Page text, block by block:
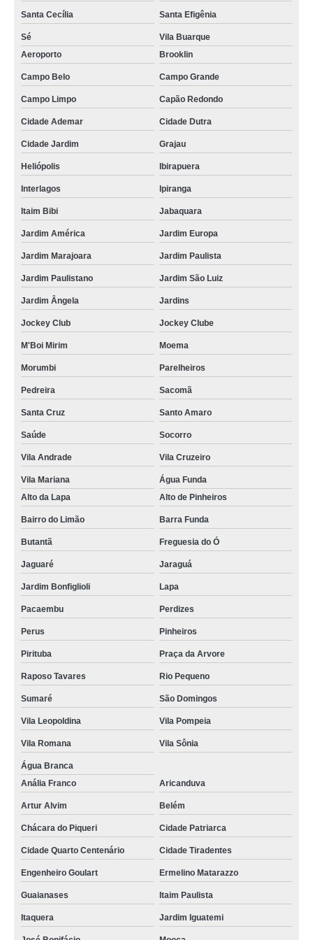
termografias edifícios Francisco Morato
serviço de termografia edifícios Alto de Pinheiros
serviço de termografia para industrias Praia da Baleia
termografia para prédios onde faz Itapecerica da Serra
termografia edifícios Alphaville
empresa que faz termografia elétrica Interlagos
empresa que faz termografia manutenção preditiva Ermelino Matarazzo
serviço de termografia em edifícios Praia de Maresias
serviço de termografia por infravermelho Jardim Bonfiglioli
empresa que faz termografia em edifícios Pinheiros
termografias manutenções preditivas Franco da Rocha
termografia para prédios Araras
termografia mecânica Jardim Europa
termografia predial Suzano
serviço de termografia predial Guarujá
termografia em edifícios onde faz Vila Curuçá
serviço de termografia mecânica Água Funda
termografia industrial Taboão da Serra
empresa que faz termografia industrial Tatuapé
termografia em edifícios onde faz Cotia
serviço de termografia para prédios Jaboticabal
termografias manutenções preditivas Pari
empresa que faz termografia para prédios Grajau
termografia elétrica Pirapora do Bom Jesus
empresa que faz termografia por infravermelho Jundiaí
empresa que faz termografia edifícios Itaquera
termografias prediais Parque São Lucas
empresa que faz termografia mecânica José Bonifácio
empresa que faz termografia predial Itupeva
serviço de termografia elétrica Jardim São Paulo
serviço de termografia por infravermelho Brás
serviço de termografia industrial Liberdade
termografia edifícios Praça da Arvore
termografia predial Marapoama
Santa Cecília Santa Efigênia
Sé
Vila Buarque
Aeroporto
Brooklin
Campo Belo Campo Grande
Campo Limpo Capão Redondo
Cidade Ademar Cidade Dutra
Cidade Jardim Grajau
Heliópolis Ibirapuera
Interlagos Ipiranga
Itaim Bibi Jabaquara
Jardim América Jardim Europa
Jardim Marajoara Jardim Paulista
Jardim Paulistano Jardim São Luiz
Jardim Ângela Jardins
Jockey Club Jockey Clube
M'Boi Mirim Moema
Morumbi Parelheiros
Pedreira Sacomã
Santa Cruz Santo Amaro
Saúde Socorro
Vila Andrade Vila Cruzeiro
Vila Mariana
Água Funda
Alto da Lapa
Alto de Pinheiros
Bairro do Limão Barra Funda
Butantã Freguesia do Ó
Jaguaré Jaraguá
Jardim Bonfiglioli Lapa
Pacaembu Perdizes
Perus Pinheiros
Pirituba Praça da Arvore
Raposo Tavares Rio Pequeno
Sumaré São Domingos
Vila Leopoldina Vila Pompeia
Vila Romana Vila Sônia
Água Branca
Anália Franco
Aricanduva
Artur Alvim Belém
Chácara do Piqueri Cidade Patriarca
Cidade Quarto Centenário Cidade Tiradentes
Engenheiro Goulart Ermelino Matarazzo
Guaianases Itaim Paulista
Itaquera Jardim Iguatemi